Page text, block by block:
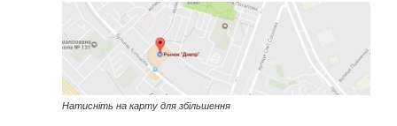
Натисніть на карту для збільшення